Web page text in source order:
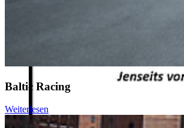
Baltic Racing
Weiterlesen